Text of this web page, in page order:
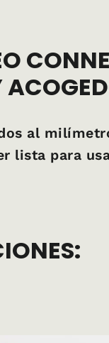
al
lista para